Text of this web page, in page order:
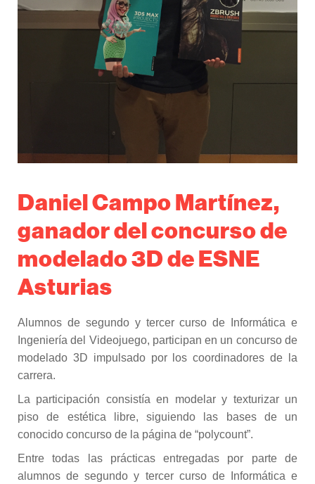
Daniel Campo Martínez,
ganador del concurso de
modelado 3D de ESNE
Asturias
Alumnos de segundo y tercer curso de Informática e
Ingeniería del Videojuego, participan en un concurso de
modelado 3D impulsado por los coordinadores de la
carrera.
La participación consistía en modelar y texturizar un
piso de estética libre, siguiendo las bases de un
conocido concurso de la página de “polycount”.
Entre todas las prácticas entregadas por parte de
alumnos de segundo y tercer curso de Informática e